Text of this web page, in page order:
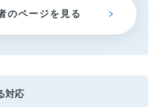
のページを見る
対応